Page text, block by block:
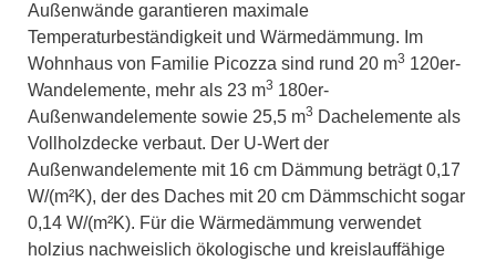
Außenwände garantieren maximale
Temperaturbeständigkeit und Wärmedämmung. Im
Wohnhaus von Familie Picozza sind rund 20 m3 120er-
Wandelemente, mehr als 23 m3 180er-
Außenwandelemente sowie 25,5 m3 Dachelemente als
Vollholzdecke verbaut. Der U-Wert der
Außenwandelemente mit 16 cm Dämmung beträgt 0,17
W/(m²K), der des Daches mit 20 cm Dämmschicht sogar
0,14 W/(m²K). Für die Wärmedämmung verwendet
holzius nachweislich ökologische und kreislauffähige